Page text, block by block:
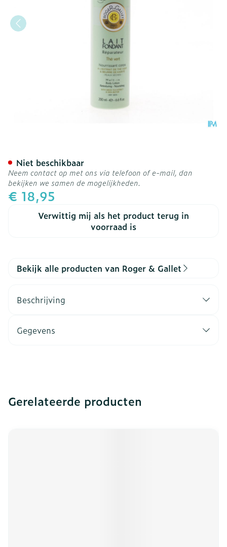
€ 18,95
Verwittig mij als het product terug in
voorraad is
Niet beschikbaar
Neem contact op met ons via telefoon of e-mail, dan
bekijken we samen de mogelijkheden.
Bekijk alle producten van Roger & Gallet
Beschrijving
Gegevens
Gerelateerde producten